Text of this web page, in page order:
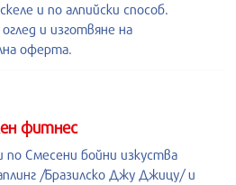
и по алпийски способ.
и изготвяне на
оферта.
фитнес
по Смесени бойни изкуства
/Бразилско Джу Джицу/ и